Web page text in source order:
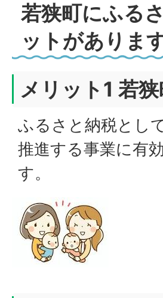
若狭町にふる
ットがあります
メリット1 若
ふるさと納税とし
推進する事業に有
す。